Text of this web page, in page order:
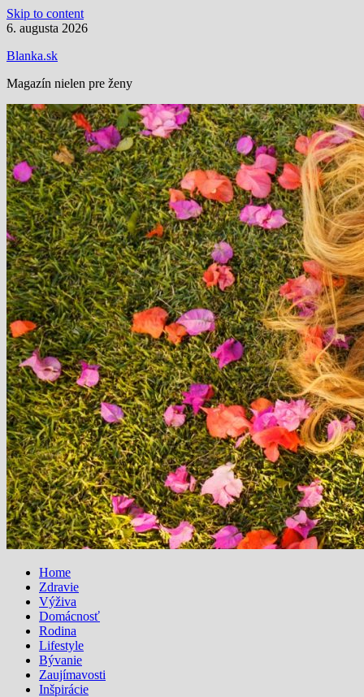
Skip to content
6. augusta 2026
Blanka.sk
Magazín nielen pre ženy
Home
Zdravie
Výživa
Domácnosť
Rodina
Lifestyle
Bývanie
Zaujímavosti
Inšpirácie